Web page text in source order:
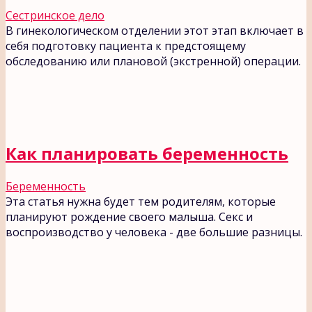
Сестринское дело
В гинекологическом отделении этот этап включает в
себя подготовку пациента к предстоящему
обследованию или плановой (экстренной) операции.
Как планировать беременность
Беременность
Эта статья нужна будет тем родителям, которые
планируют рождение своего малыша. Секс и
воспроизводство у человека - две большие разницы.